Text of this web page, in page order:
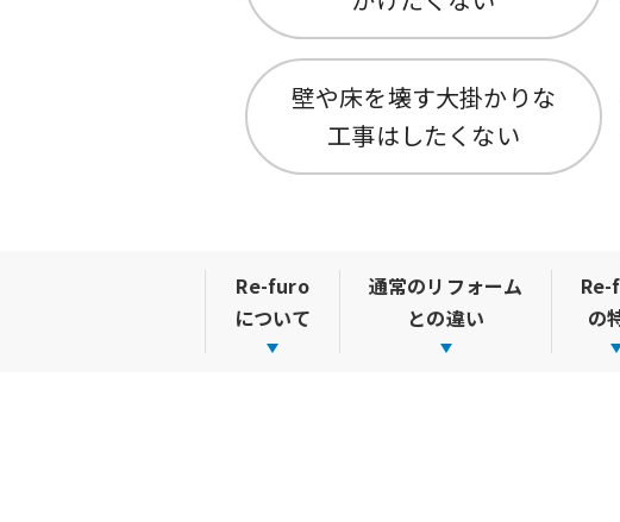
壁や床を壊す大掛かりな
工事はしたくない
Re-furo
について
通常のリフォーム
との違い
の